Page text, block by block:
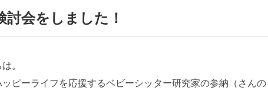
討会をしました！
。
ピーライフを応援するベビーシッター研究家の参納（さんの